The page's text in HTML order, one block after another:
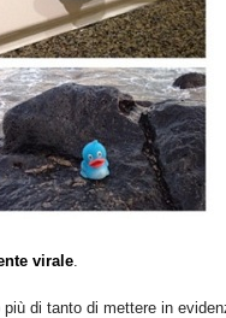
virale.
di tanto di mettere in